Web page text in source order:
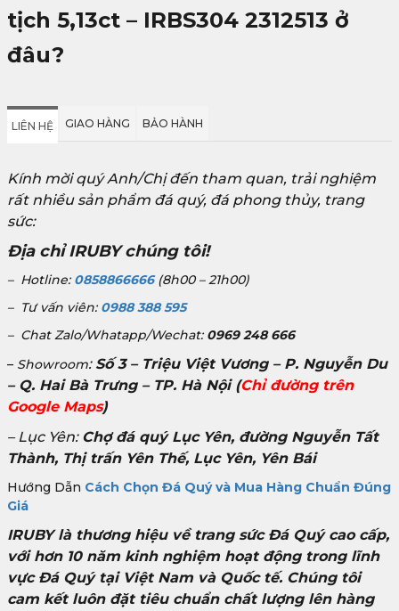
tịch 5,13ct – IRBS304 2312513 ở
đâu?
LIÊN HỆ GIAO HÀNG BẢO HÀNH
Kính mời quý Anh/Chị đến tham quan, trải nghiệm
rất nhiều sản phẩm đá quý, đá phong thủy, trang
sức:
Địa chỉ IRUBY chúng tôi!
– Hotline: 0858866666(8h00 – 21h00)
– Tư vấn viên: 0988 388 595
– Chat Zalo/Whatapp/Wechat: 0969 248 666
– Showroom: Số 3 – Triệu Việt Vương – P. Nguyễn Du
– Q. Hai Bà Trưng – TP. Hà Nội(Chỉ đường trên
Google Maps)
– Lục Yên: Chợ đá quý Lục Yên, đường Nguyễn Tất
Thành, Thị trấn Yên Thế, Lục Yên, Yên Bái
Hướng Dẫn Cách Chọn Đá Quý và Mua Hàng Chuẩn Đúng
Giá
IRUBY là thương hiệu về trang sức Đá Quý cao cấp,
với hơn 10 năm kinh nghiệm hoạt động trong lĩnh
vực Đá Quý tại Việt Nam và Quốc tế. Chúng tôi
cam kết luôn đặt tiêu chuẩn chất lượng lên hàng